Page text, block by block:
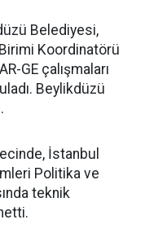
Belediyesi,
Koordinatörü
GE çalışmaları
Beylikdüzü
İstanbul
Politika ve
teknik